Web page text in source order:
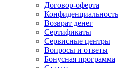
Договор-оферта
Конфиденциальность
Возврат денег
Сертификаты
Сервисные центры
Вопросы и ответы
Бонусная программа